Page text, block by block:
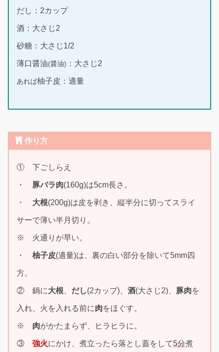
だし：2カップ
酒：大さじ2
砂糖：大さじ1/2
薄口醤油(醤油) ：大さじ2
あれば柚子皮：適量
作り方
① 下ごしらえ
・ 豚バラ肉(160g)は5cm長さ。
・ 大根(200g)は皮を剥き、縦半分に切ってスライ
サーで薄い半月切り。
※ 火通りが早い。
・ 柚子皮(適量)は、裏の白い部分を除いて5mm四
方。
② 鍋に大根 だし(2カップ)、 酒(大さじ2)、 豚肉を
入れ、火を入れる前に肉をほぐす。
※ 肉がかたまらず、ヒラヒラに。
③ 強火にかけ、煮立ったら落とし蓋をして5分煮